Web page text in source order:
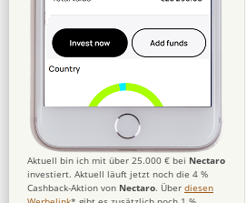
Aktuell bin ich mit über 25.000 € bei Nectaro
investiert. Aktuell läuft jetzt noch die 4 %
Cashback-Aktion von Nectaro. Über diesen